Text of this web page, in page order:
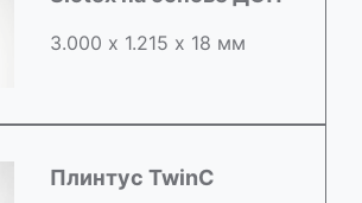
3.000 х 1.215 х 18 мм
Плинтус TwinC